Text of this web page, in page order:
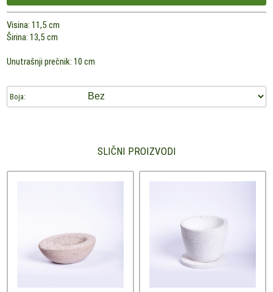
Visina: 11,5 cm
Širina: 13,5 cm
Unutrašnji prečnik: 10 cm
Boja:
SLIČNI PROIZVODI